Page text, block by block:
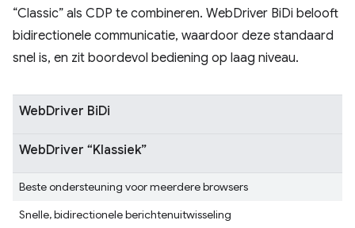
“Classic” als CDP te combineren. WebDriver BiDi belooft
bidirectionele communicatie, waardoor deze standaard
snel is, en zit boordevol bediening op laag niveau.
WebDriver BiDi
WebDriver “Klassiek”
Beste ondersteuning voor meerdere browsers
Snelle, bidirectionele berichtenuitwisseling